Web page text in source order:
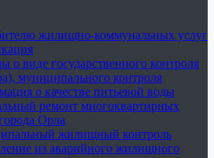
жилищно-коммунальных услуг
о виде государственного контроля
муниципального контроля
о качестве питьевой воды
ремонт многоквартирных
Орла
жилищный контроль
из аварийного жилищного